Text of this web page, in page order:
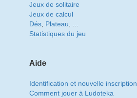
Jeux de solitaire
Jeux de calcul
Dés, Plateau, ...
Statistiques du jeu
Aide
Identification et nouvelle inscription
Comment jouer à Ludoteka